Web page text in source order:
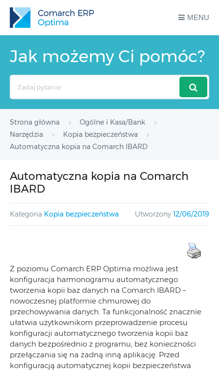
MENU
Jak możemy Ci pomóc?
Strona główna
Ogólne i Kasa/Bank
Narzędzia
Kopia bezpieczeństwa
Automatyczna kopia na Comarch IBARD
Automatyczna kopia na Comarch
IBARD
Kategoria Kopia bezpieczeństwa Utworzony 12/06/2019
Z poziomu Comarch ERP Optima możliwa jest
konfiguracja harmonogramu automatycznego
tworzenia kopii baz danych na Comarch IBARD –
nowoczesnej platformie chmurowej do
przechowywania danych. Ta funkcjonalność znacznie
ułatwia użytkownikom przeprowadzenie procesu
konfiguracji automatycznego tworzenia kopii baz
danych bezpośrednio z programu, bez konieczności
przełączania się na żadną inną aplikację. Przed
konfiguracją automatycznej kopii bezpieczeństwa